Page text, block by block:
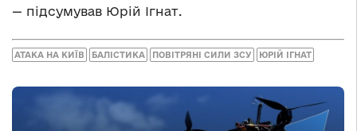
— підсумував Юрій Ігнат.
АТАКА НА КИЇВ БАЛІСТИКА ПОВІТРЯНІ СИЛИ ЗСУ ЮРІЙ ІГНАТ